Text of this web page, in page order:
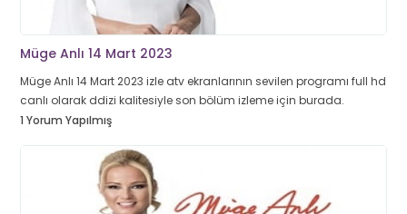
Müge Anlı 14 Mart 2023
Müge Anlı 14 Mart 2023 izle atv ekranlarının sevilen programı full hd
canlı olarak ddizi kalitesiyle son bölüm izleme için burada.
1 Yorum Yapılmış